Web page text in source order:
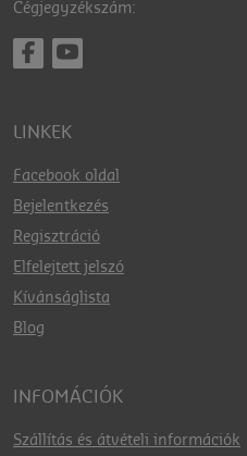
Cégjegyzékszám:
LINKEK
Facebook oldal
Bejelentkezés
Regisztráció
Elfelejtett jelszó
Kívánságlista
Blog
INFOMÁCIÓK
Szállítás és átvételi információk